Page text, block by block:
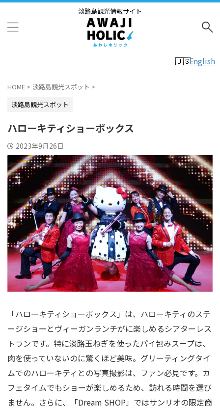
淡路島観光情報サイト
English
HOME > 淡路島観光スポット >
淡路島観光スポット
ハローキティショーボックス
2023年9月26日
「ハローキティショーボックス」は、ハローキティのステ
ージショーとヴィーガンランチがに楽しめるシアターレス
トランです。特に淡路玉ねぎを使ったパイ包みスープは、
肉を使っていないのに驚くほど美味。グリーティングタイ
ムでのハローキティとの写真撮影は、ファン必見です。カ
フェタイムでもショーが楽しめるため、訪れる時間を選び
ません。さらに、「Dream SHOP」ではサンリオの限定商